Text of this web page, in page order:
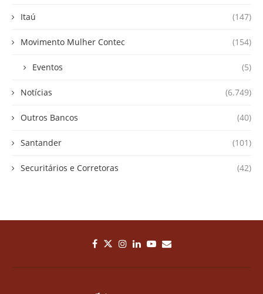
Itaú (147)
Movimento Mulher Contec (154)
Eventos (5)
Notícias (6.749)
Outros Bancos (40)
Santander (101)
Securitários e Corretoras (42)